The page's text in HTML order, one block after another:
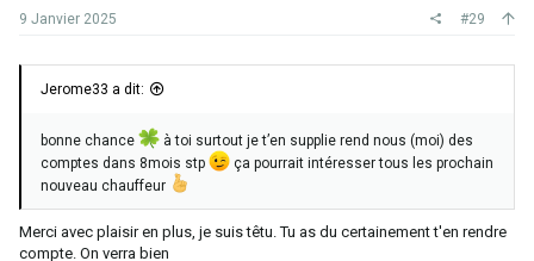
9 Janvier 2025 #29
Jerome33 a dit:
bonne chance
à toi surtout je t’en supplie rend nous (moi) des
comptes dans 8mois stp
ça pourrait intéresser tous les prochain
nouveau chauffeur
Merci avec plaisir en plus, je suis têtu. Tu as du certainement t'en rendre
compte. On verra bien